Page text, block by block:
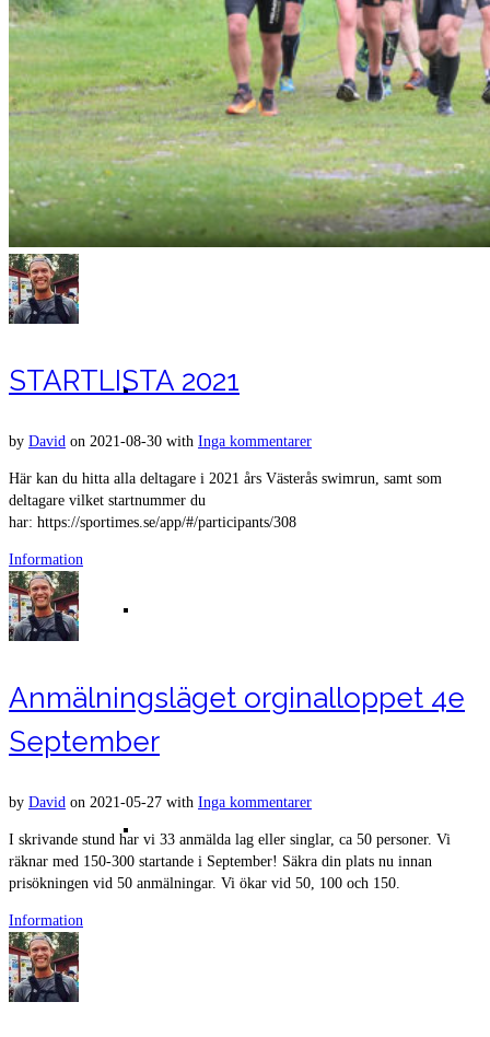
Bilder från orginalloppet
Film från orginalloppet 2017 Björnön
Resultat Västerås Swimrun 2017 –
STARTLISTA 2021
by David on 2021-08-30 with Inga kommentarer
Här kan du hitta alla deltagare i 2021 års Västerås swimrun, samt som
deltagare vilket startnummer du
har: https://sportimes.se/app/#/participants/308
Information
Anmälningsläget orginalloppet 4e
September
by David on 2021-05-27 with Inga kommentarer
I skrivande stund har vi 33 anmälda lag eller singlar, ca 50 personer. Vi
räknar med 150-300 startande i September! Säkra din plats nu innan
prisökningen vid 50 anmälningar. Vi ökar vid 50, 100 och 150.
Information